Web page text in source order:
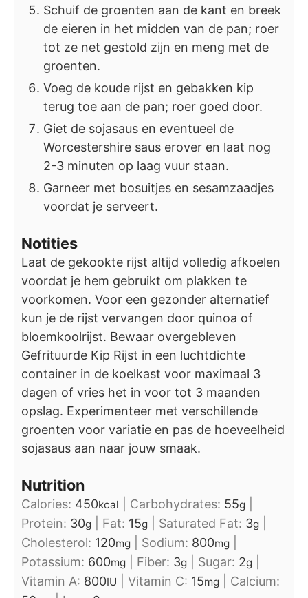
Schuif de groenten aan de kant en breek
de eieren in het midden van de pan; roer
tot ze net gestold zijn en meng met de
groenten.
Voeg de koude rijst en gebakken kip
terug toe aan de pan; roer goed door.
Giet de sojasaus en eventueel de
Worcestershire saus erover en laat nog
2-3 minuten op laag vuur staan.
Garneer met bosuitjes en sesamzaadjes
voordat je serveert.
Notities
Laat de gekookte rijst altijd volledig afkoelen
voordat je hem gebruikt om plakken te
voorkomen. Voor een gezonder alternatief
kun je de rijst vervangen door quinoa of
bloemkoolrijst. Bewaar overgebleven
Gefrituurde Kip Rijst in een luchtdichte
container in de koelkast voor maximaal 3
dagen of vries het in voor tot 3 maanden
opslag. Experimenteer met verschillende
groenten voor variatie en pas de hoeveelheid
sojasaus aan naar jouw smaak.
Nutrition
Calories: 450kcal Carbohydrates: 55g
Protein: 30g Fat: 15g Saturated Fat: 3g
Cholesterol: 120mg Sodium: 800mg
Potassium: 600mg Fiber: 3g Sugar: 2g
Vitamin A: 800IU Vitamin C: 15mg
Calcium: